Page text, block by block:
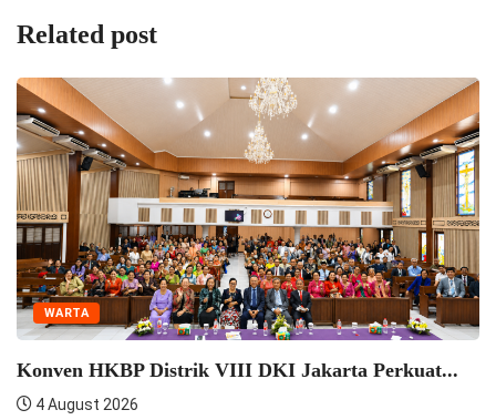
Related post
WARTA
Seminar Pelatihan Zending